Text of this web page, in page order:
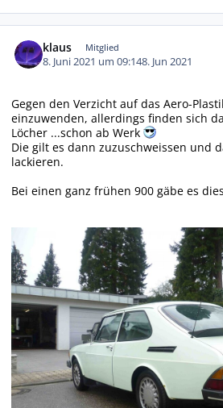
klaus Mitglied
8. Juni 2021 um 09:148. Jun 2021
Gegen den Verzicht auf das Aero-
einzuwenden, allerdings finden sich
Löcher ...schon ab Werk
Die gilt es dann zuzuschweissen und
lackieren.
Bei einen ganz frühen 900 gäbe es